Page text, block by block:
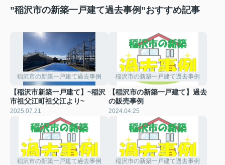
”稲沢市の新築一戸建て過去事例”おすすめ記事
稲沢市の新築一戸建て過去事例
【稲沢市新築一戸建て】~稲沢
市祖父江町祖父江より~
2025.07.21
稲沢市の新築一戸建て過去事例
【稲沢市の新築一戸建て】過去
の販売事例
2024.04.25
稲沢市の新築一戸建て過去事例 稲沢市の新築一戸建て過去事例